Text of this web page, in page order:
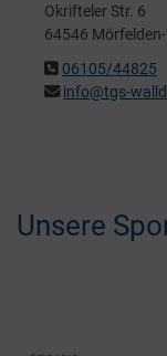
Okrifteler Str. 6
64546
06105/44825
info@tgs-
Unsere